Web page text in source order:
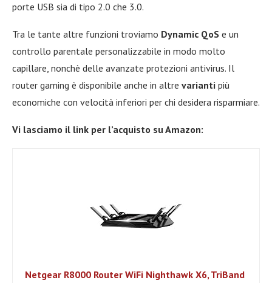
porte USB sia di tipo 2.0 che 3.0.
Tra le tante altre funzioni troviamo Dynamic QoS e un
controllo parentale personalizzabile in modo molto
capillare, nonchè delle avanzate protezioni antivirus. Il
router gaming è disponibile anche in altre varianti più
economiche con velocità inferiori per chi desidera risparmiare.
Vi lasciamo il link per l’acquisto su Amazon:
Netgear R8000 Router WiFi Nighthawk X6, TriBand